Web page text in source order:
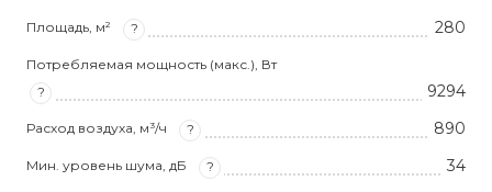
Площадь, м² ? 280
Потребляемая мощность (макс.), Вт
?
9294
Расход воздуха, м³/ч ? 890
Мин. уровень шума, дБ ? 34